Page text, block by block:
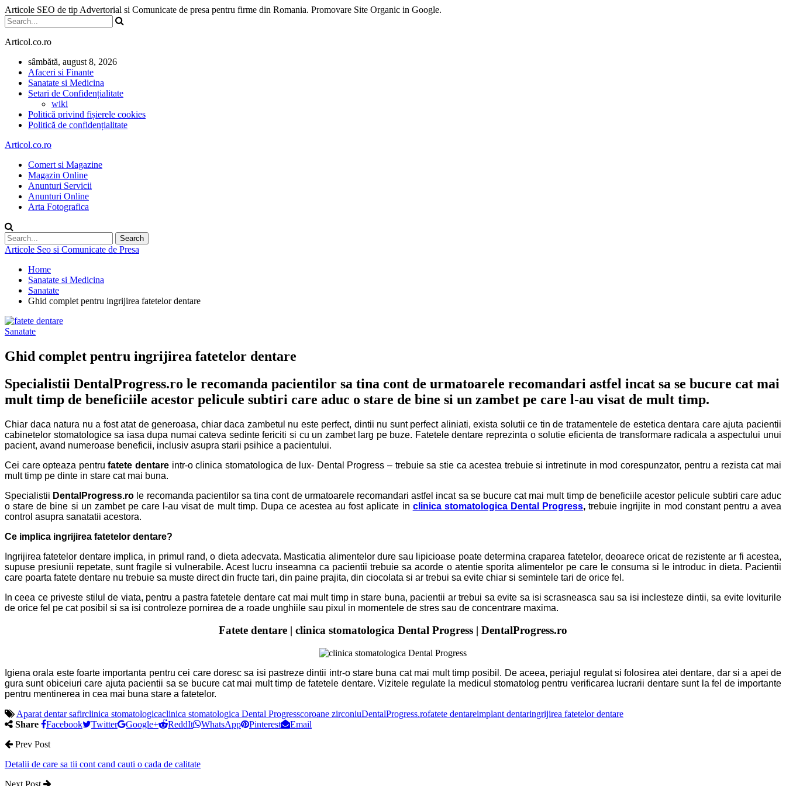
Articole SEO de tip Advertorial si Comunicate de presa pentru firme din Romania. Promovare Site Organic in Google.
Articol.co.ro
sâmbătă, august 8, 2026
Afaceri si Finante
Sanatate si Medicina
Setari de Confidențialitate
wiki
Politică privind fișierele cookies
Politică de confidențialitate
Articol.co.ro
Comert si Magazine
Magazin Online
Anunturi Servicii
Anunturi Online
Arta Fotografica
Articole Seo si Comunicate de Presa
Home
Sanatate si Medicina
Sanatate
Ghid complet pentru ingrijirea fatetelor dentare
Sanatate
Ghid complet pentru ingrijirea fatetelor dentare
Specialistii DentalProgress.ro le recomanda pacientilor sa tina cont de urmatoarele recomandari astfel incat sa se bucure cat mai
mult timp de beneficiile acestor pelicule subtiri care aduc o stare de bine si un zambet pe care l-au visat de mult timp.
Chiar daca natura nu a fost atat de generoasa, chiar daca zambetul nu este perfect, dintii nu sunt perfect aliniati, exista solutii ce tin de tratamentele de estetica dentara care ajuta pacientii
cabinetelor stomatologice sa iasa dupa numai cateva sedinte fericiti si cu un zambet larg pe buze. Fatetele dentare reprezinta o solutie eficienta de transformare radicala a aspectului unui
pacient, avand numeroase beneficii, inclusiv asupra starii psihice a pacientului.
Cei care opteaza pentrufatete dentare intr-o clinica stomatologica de lux- Dental Progress – trebuie sa stie ca acestea trebuie si intretinute in mod corespunzator, pentru a rezista cat mai
mult timp pe dinte in stare cat mai buna.
Specialistii DentalProgress.ro le recomanda pacientilor sa tina cont de urmatoarele recomandari astfel incat sa se bucure cat mai mult timp de beneficiile acestor pelicule subtiri care aduc
o stare de bine si un zambet pe care l-au visat de mult timp. Dupa ce acestea au fost aplicate in clinica stomatologica Dental Progress,trebuie ingrijite in mod constant pentru a avea
control asupra sanatatii acestora.
Ce implica ingrijirea fatetelor dentare?
Ingrijirea fatetelor dentare implica, in primul rand, o dieta adecvata. Masticatia alimentelor dure sau lipicioase poate determina craparea fatetelor, deoarece oricat de rezistente ar fi acestea,
supuse presiunii repetate, sunt fragile si vulnerabile. Acest lucru inseamna ca pacientii trebuie sa acorde o atentie sporita alimentelor pe care le consuma si le introduc in dieta. Pacientii
care poarta fatete dentare nu trebuie sa muste direct din fructe tari, din paine prajita, din ciocolata si ar trebui sa evite chiar si semintele tari de orice fel.
In ceea ce priveste stilul de viata, pentru a pastra fatetele dentare cat mai mult timp in stare buna, pacientii ar trebui sa evite sa isi scrasneasca sau sa isi inclesteze dintii, sa evite loviturile
de orice fel pe cat posibil si sa isi controleze pornirea de a roade unghiile sau pixul in momentele de stres sau de concentrare maxima.
Fatete dentare | clinica stomatologica Dental Progress | DentalProgress.ro
Igiena orala este foarte importanta pentru cei care doresc sa isi pastreze dintii intr-o stare buna cat mai mult timp posibil. De aceea, periajul regulat si folosirea atei dentare, dar si a apei de
gura sunt obiceiuri care ajuta pacientii sa se bucure cat mai mult timp de fatetele dentare. Vizitele regulate la medicul stomatolog pentru verificarea lucrarii dentare sunt la fel de importante
pentru mentinerea in cea mai buna stare a fatetelor.
Aparat dentar safirclinica stomatologicaclinica stomatologica Dental Progresscoroane zirconiuDentalProgress.rofatete dentareimplant dentaringrijirea fatetelor dentare
Share
Facebook Twitter Google+ ReddIt WhatsApp Pinterest
Email
Prev Post
Detalii de care sa tii cont cand cauti o cada de calitate